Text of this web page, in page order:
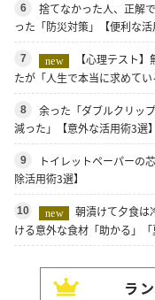
6
捨てなかった人、正解
った「防災対策」【便利な活
7 new
【心理テスト
たが「人生で本当に求めてい
8
余った「ダブルクリッ
減った」【意外な活用術3選】
9
トイレットペーパーの
除活用術3選】
10 new
朝漬けて夕食は
ける意外な食材「助かる」「
ラ